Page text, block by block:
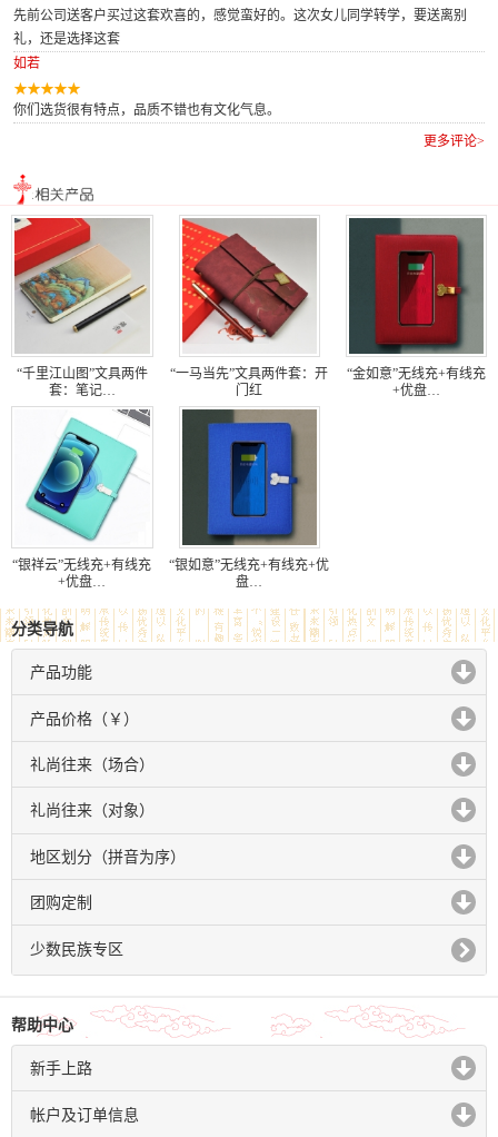
先前公司送客户买过这套欢喜的，感觉蛮好的。这次女儿同学转学，要送离别
礼，还是选择这套
如若
你们选货很有特点，品质不错也有文化气息。
更多评论>
“千里江山图”文具两件
套：笔记…
“一马当先”文具两件套：开
门红
“金如意”无线充+有线充
+优盘…
“银祥云”无线充+有线充
+优盘…
“银如意”无线充+有线充+优
盘…
分类导航
产品功能
click to expand contents
产品价格（￥）
click to expand contents
礼尚往来（场合）
click to expand contents
礼尚往来（对象）
click to expand contents
地区划分（拼音为序）
click to expand contents
团购定制
click to expand contents
少数民族专区
帮助中心
新手上路
click to expand contents
帐户及订单信息